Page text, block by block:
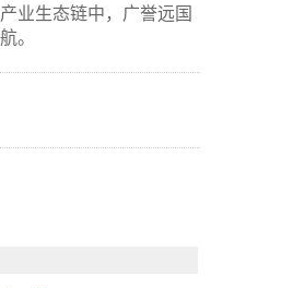
业生态链中，广誉远国
。